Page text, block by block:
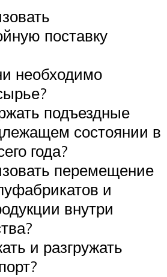
поставку
необходимо
подъездные
состоянии в
года?
перемещение
и
внутри
и разгружать